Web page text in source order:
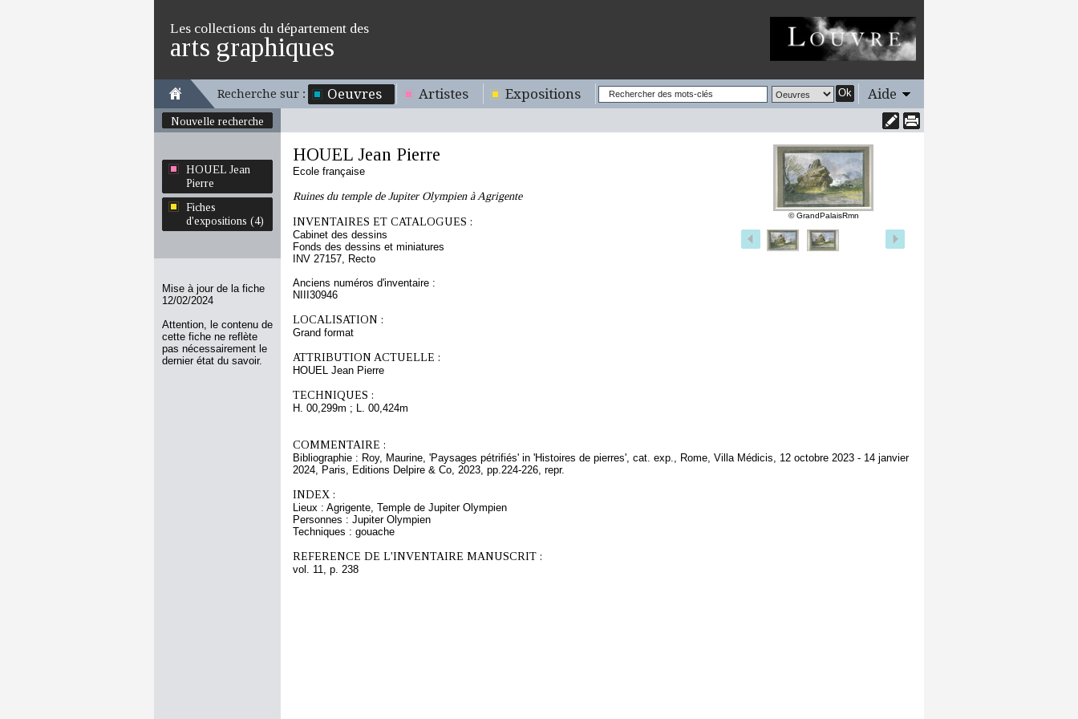
Les collections du département des
arts graphiques
Recherche sur : Oeuvres Artistes Expositions Ok Aide
Nouvelle recherche
HOUEL Jean
Pierre
Fiches
d'expositions (4)
Mise à jour de la fiche
12/02/2024
Attention, le contenu de
cette fiche ne reflète
pas nécessairement le
dernier état du savoir.
© GrandPalaisRmn
HOUEL Jean Pierre
Ecole française
Ruines du temple de Jupiter Olympien à Agrigente
INVENTAIRES ET CATALOGUES :
Cabinet des dessins
Fonds des dessins et miniatures
INV 27157, Recto
Anciens numéros d'inventaire :
NIII30946
LOCALISATION :
Grand format
ATTRIBUTION ACTUELLE :
HOUEL Jean Pierre
TECHNIQUES :
H. 00,299m ; L. 00,424m
COMMENTAIRE :
Bibliographie : Roy, Maurine, 'Paysages pétrifiés' in 'Histoires de pierres', cat. exp., Rome, Villa Médicis, 12 octobre 2023 - 14 janvier
2024, Paris, Editions Delpire & Co, 2023, pp.224-226, repr.
INDEX :
Lieux : Agrigente, Temple de Jupiter Olympien
Personnes : Jupiter Olympien
Techniques : gouache
REFERENCE DE L'INVENTAIRE MANUSCRIT :
vol. 11, p. 238